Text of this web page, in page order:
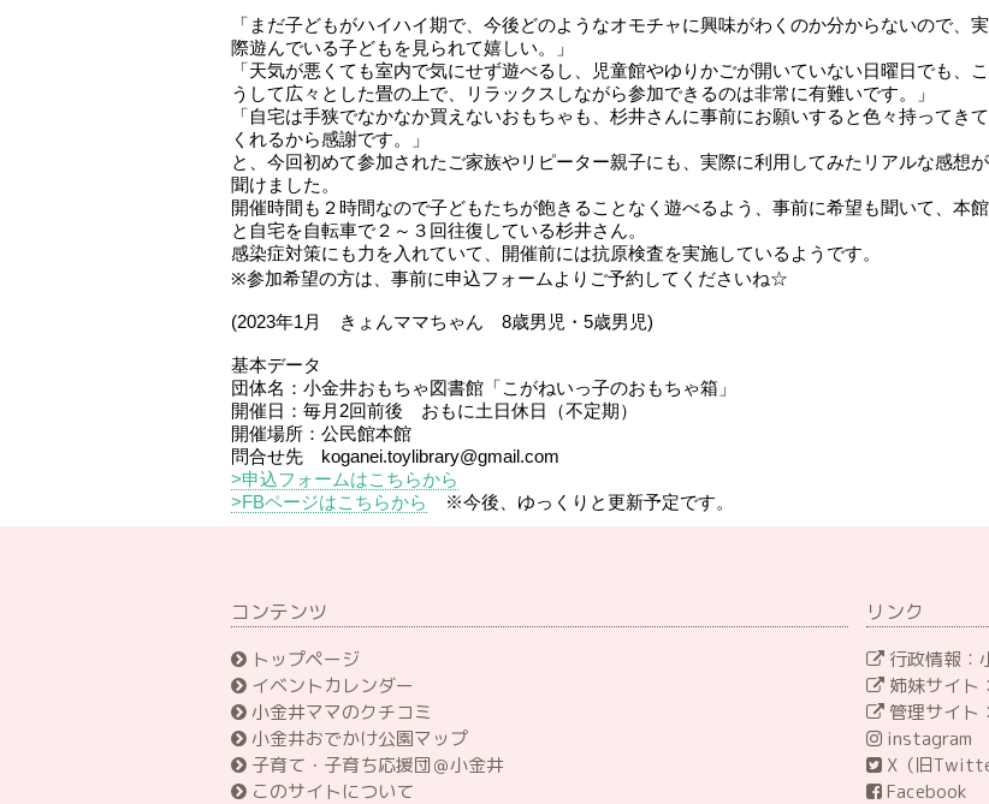
「まだ子どもがハイハイ期で、今後どのようなオモチャに興味がわくのか分からないので、実
際遊んでいる子どもを見られて嬉しい。」
「天気が悪くても室内で気にせず遊べるし、児童館やゆりかごが開いていない日曜日でも、こ
うして広々とした畳の上で、リラックスしながら参加できるのは非常に有難いです。」
「自宅は手狭でなかなか買えないおもちゃも、杉井さんに事前にお願いすると色々持ってきて
くれるから感謝です。」
と、今回初めて参加されたご家族やリピーター親子にも、実際に利用してみたリアルな感想が
聞けました。
開催時間も２時間なので子どもたちが飽きることなく遊べるよう、事前に希望も聞いて、本館
と自宅を自転車で２～３回往復している杉井さん。
感染症対策にも力を入れていて、開催前には抗原検査を実施しているようです。
※参加希望の方は、事前に申込フォームよりご予約してくださいね☆
(2023年1月 きょんママちゃん 8歳男児・5歳男児)
基本データ
団体名：小金井おもちゃ図書館「こがねいっ子のおもちゃ箱」
開催日：毎月2回前後 おもに土日休日（不定期）
開催場所：公民館本館
問合せ先 koganei.toylibrary@gmail.com
>申込フォームはこちらから
>FBページはこちらから
※今後、ゆっくりと更新予定です。
コンテンツ
トップページ
イベントカレンダー
小金井ママのクチコミ
小金井おでかけ公園マップ
子育て・子育ち応援団＠小金井
このサイトについて
リンク
行政情報：
姉妹サイト
管理サイト
instagram
X（旧
Facebook